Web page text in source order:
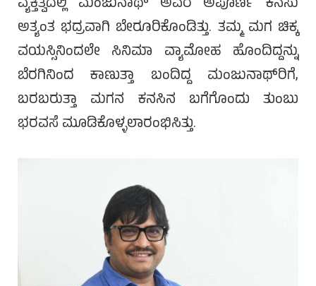
ವ್ಯಕ್ತಿತ್ವದಲ್ಲಿ ಮಂಜುನಾಥ್ ಅವರ ಅಪೂರ್ಣ ಕನಸು
ಅತ್ಯಂತ ಭದ್ರವಾಗಿ ಬೇರೂರಿಕೊಂಡಿತ್ತು. ತಮ್ಮ ಮಗ ಚಿಕ್ಕ
ವಯಸ್ಸಿನಿಂದಲೇ ಸಿನಿಮಾ ವ್ಯಾಮೋಹ ಹೊಂದಿದ್ದನ್ನು
ಬೆರಗಿನಿಂದ ಕಾಣುತ್ತಾ ಬಂದಿದ್ದ ಮಂಜುನಾಥ್‌ರಿಗೆ,
ಬರಬರುತ್ತಾ ಮಗನ ಕನಸಿನ ಬಗೆಗೊಂದು ತುಂಬು
ಭರವಸೆ ಮೂಡಿಕೊಳ್ಳಲಾರಂಭಿಸಿತ್ತು.